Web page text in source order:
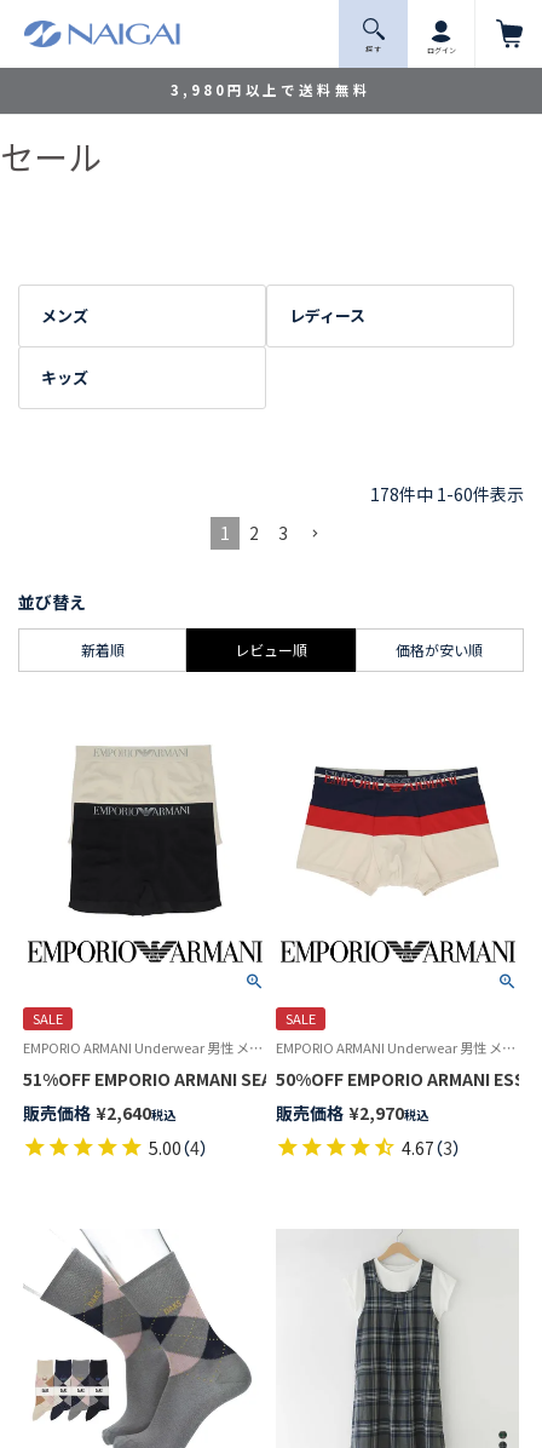
3,980円以上で送料無料
探 す ログイン
セール
メンズ レディース
キッズ
並び替え
新着順 レビュー順 価格が安い順
178件中 1-60件表示
1
2 3
SALE
EMPORIO ARMANI Underwear 男性 メンズ 下着 パンツ ブランド 父の日ギフト 父の日プレゼント 2024
51%OFF EMPORIO ARMANI SEAMLESS シームレス ボクサーパン
販売価格 ¥2,640税込
5.00（4）
SALE
EMPORIO ARMANI Underwear 男性 メンズ 下着 パンツ ブランド 父の日ギフト 父の日プレゼント 2024
販売価格 ¥2,970税込
4.67（3）